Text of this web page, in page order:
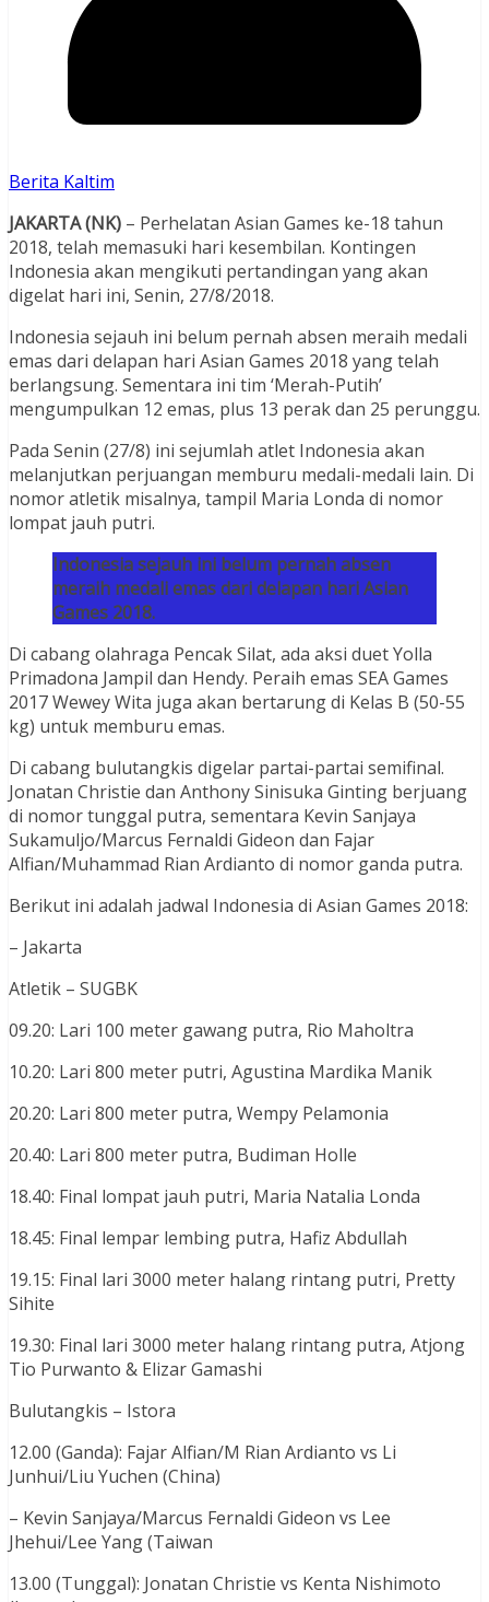
Berita Kaltim
JAKARTA (NK) – Perhelatan Asian Games ke-18 tahun
2018, telah memasuki hari kesembilan. Kontingen
Indonesia akan mengikuti pertandingan yang akan
digelat hari ini, Senin, 27/8/2018.
Indonesia sejauh ini belum pernah absen meraih medali
emas dari delapan hari Asian Games 2018 yang telah
berlangsung. Sementara ini tim ‘Merah-Putih’
mengumpulkan 12 emas, plus 13 perak dan 25 perunggu.
Pada Senin (27/8) ini sejumlah atlet Indonesia akan
melanjutkan perjuangan memburu medali-medali lain. Di
nomor atletik misalnya, tampil Maria Londa di nomor
lompat jauh putri.
Indonesia sejauh ini belum pernah absen
meraih medali emas dari delapan hari Asian
Games 2018.
Di cabang olahraga Pencak Silat, ada aksi duet Yolla
Primadona Jampil dan Hendy. Peraih emas SEA Games
2017 Wewey Wita juga akan bertarung di Kelas B (50-55
kg) untuk memburu emas.
Di cabang bulutangkis digelar partai-partai semifinal.
Jonatan Christie dan Anthony Sinisuka Ginting berjuang
di nomor tunggal putra, sementara Kevin Sanjaya
Sukamuljo/Marcus Fernaldi Gideon dan Fajar
Alfian/Muhammad Rian Ardianto di nomor ganda putra.
Berikut ini adalah jadwal Indonesia di Asian Games 2018:
– Jakarta
Atletik – SUGBK
09.20: Lari 100 meter gawang putra, Rio Maholtra
10.20: Lari 800 meter putri, Agustina Mardika Manik
20.20: Lari 800 meter putra, Wempy Pelamonia
20.40: Lari 800 meter putra, Budiman Holle
18.40: Final lompat jauh putri, Maria Natalia Londa
18.45: Final lempar lembing putra, Hafiz Abdullah
19.15: Final lari 3000 meter halang rintang putri, Pretty
Sihite
19.30: Final lari 3000 meter halang rintang putra, Atjong
Tio Purwanto & Elizar Gamashi
Bulutangkis – Istora
12.00 (Ganda): Fajar Alfian/M Rian Ardianto vs Li
Junhui/Liu Yuchen (China)
– Kevin Sanjaya/Marcus Fernaldi Gideon vs Lee
Jhehui/Lee Yang (Taiwan
13.00 (Tunggal): Jonatan Christie vs Kenta Nishimoto